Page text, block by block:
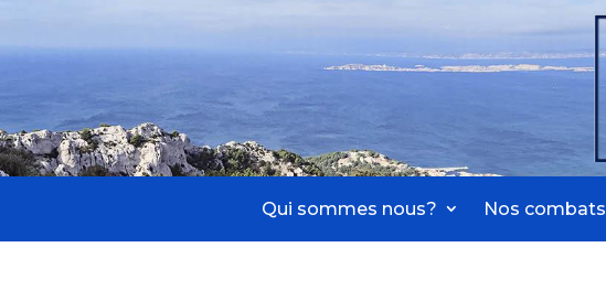
Qui sommes nous? Nos combats